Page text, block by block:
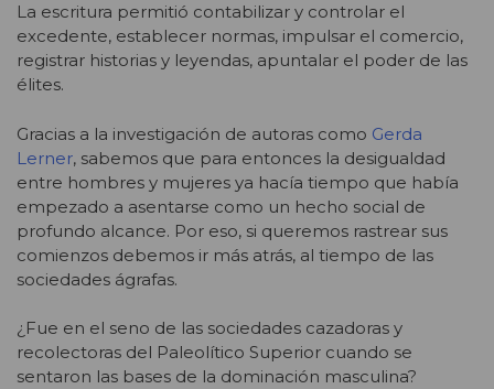
La escritura permitió contabilizar y controlar el
excedente, establecer normas, impulsar el comercio,
registrar historias y leyendas, apuntalar el poder de las
élites.
Gracias a la investigación de autoras como Gerda
Lerner, sabemos que para entonces la desigualdad
entre hombres y mujeres ya hacía tiempo que había
empezado a asentarse como un hecho social de
profundo alcance. Por eso, si queremos rastrear sus
comienzos debemos ir más atrás, al tiempo de las
sociedades ágrafas.
¿Fue en el seno de las sociedades cazadoras y
recolectoras del Paleolítico Superior cuando se
sentaron las bases de la dominación masculina?